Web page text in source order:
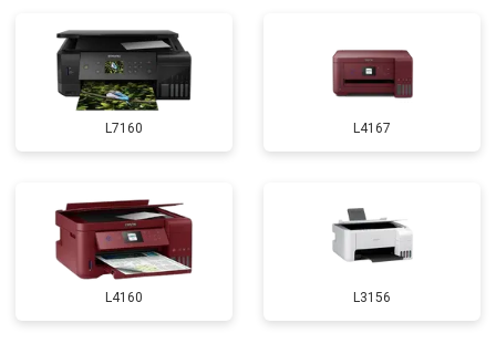
L7160 L4167
L4160 L3156